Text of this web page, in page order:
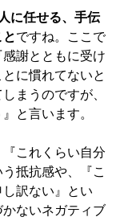
に任せる、手伝
ですね。ここで
謝とともに受け
に慣れてないと
まうのですが、
と言います。
『これくらい自分
抵抗感や、『こ
訳ない』とい
ないネガティブ